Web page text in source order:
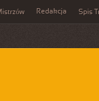
Redakcja Spis